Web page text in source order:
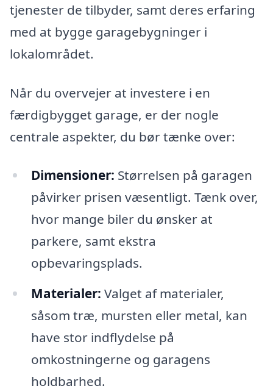
tjenester de tilbyder, samt deres erfaring
med at bygge garagebygninger i
lokalområdet.
Når du overvejer at investere i en
færdigbygget garage, er der nogle
centrale aspekter, du bør tænke over:
Dimensioner: Størrelsen på garagen
påvirker prisen væsentligt. Tænk over,
hvor mange biler du ønsker at
parkere, samt ekstra
opbevaringsplads.
Materialer: Valget af materialer,
såsom træ, mursten eller metal, kan
have stor indflydelse på
omkostningerne og garagens
holdbarhed.